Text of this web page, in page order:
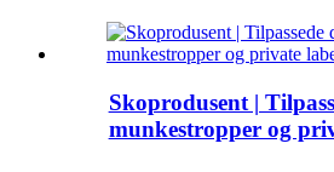
Skoprodusent |
munkestropper og